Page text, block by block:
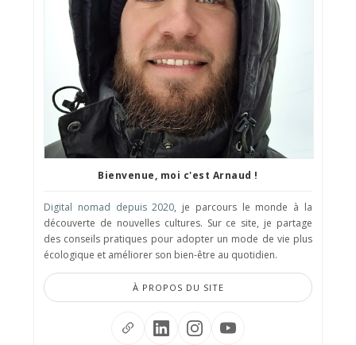
Bienvenue, moi c'est Arnaud !
Digital nomad depuis 2020, je parcours le monde à la
découverte de nouvelles cultures. Sur ce site, je partage
des conseils pratiques pour adopter un mode de vie plus
écologique et améliorer son bien-être au quotidien.
À PROPOS DU SITE